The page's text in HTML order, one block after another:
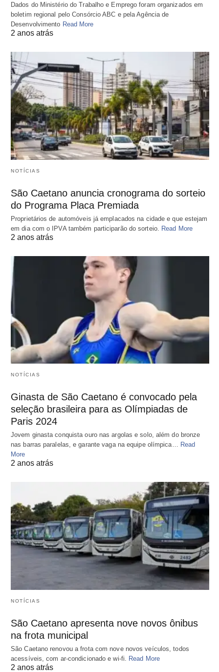
Dados do Ministério do Trabalho e Emprego foram organizados em
boletim regional pelo Consórcio ABC e pela Agência de
Desenvolvimento Read More
2 anos atrás
NOTÍCIAS
São Caetano anuncia cronograma do sorteio
do Programa Placa Premiada
Proprietários de automóveis já emplacados na cidade e que estejam
em dia com o IPVA também participarão do sorteio. Read More
2 anos atrás
NOTÍCIAS
Ginasta de São Caetano é convocado pela
seleção brasileira para as Olímpiadas de
Paris 2024
Jovem ginasta conquista ouro nas argolas e solo, além do bronze
nas barras paralelas, e garante vaga na equipe olímpica… Read
More
2 anos atrás
NOTÍCIAS
São Caetano apresenta nove novos ônibus
na frota municipal
São Caetano renovou a frota com nove novos veículos, todos
acessíveis, com ar-condicionado e wi-fi. Read More
2 anos atrás